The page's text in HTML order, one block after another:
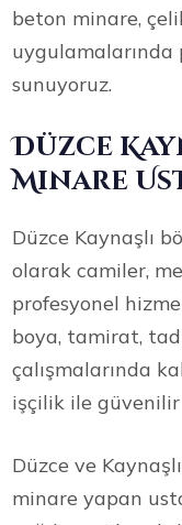
beton minare,
uygulamalarında
sunuyoruz.
Düzce
Minare
Düzce Kaynaşlı
olarak camiler,
profesyonel
boya, tamirat,
çalışmalarında
işçilik ile
Düzce ve
minare yapan